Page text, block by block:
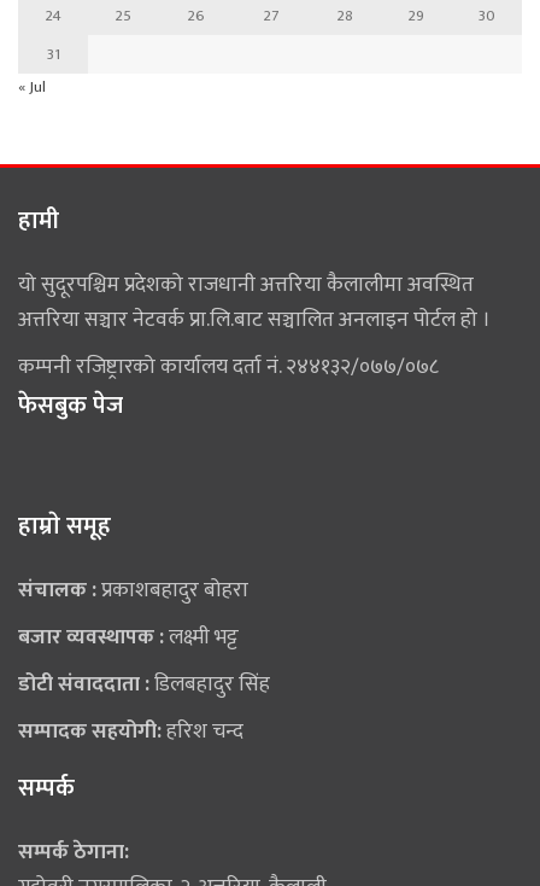
24
25 26 27 28 29
30
31
« Jul
हामी
यो सुदूरपश्चिम प्रदेशको राजधानी अत्तरिया कैलालीमा अवस्थित
अत्तरिया सञ्चार नेटवर्क प्रा.लि.बाट सञ्चालित अनलाइन पोर्टल हो ।
कम्पनी रजिष्ट्रारको कार्यालय दर्ता नं. २४४१३२/०७७/०७८
फेसबुक पेज
हाम्राे समूह
संचालक :प्रकाशबहादुर बोहरा
बजार व्यवस्थापक :लक्ष्मी भट्ट
डोटी संवाददाता :डिलबहादुर सिंह
सम्पादक सहयोगी:हरिश चन्द
सम्पर्क
सम्पर्क ठेगाना: